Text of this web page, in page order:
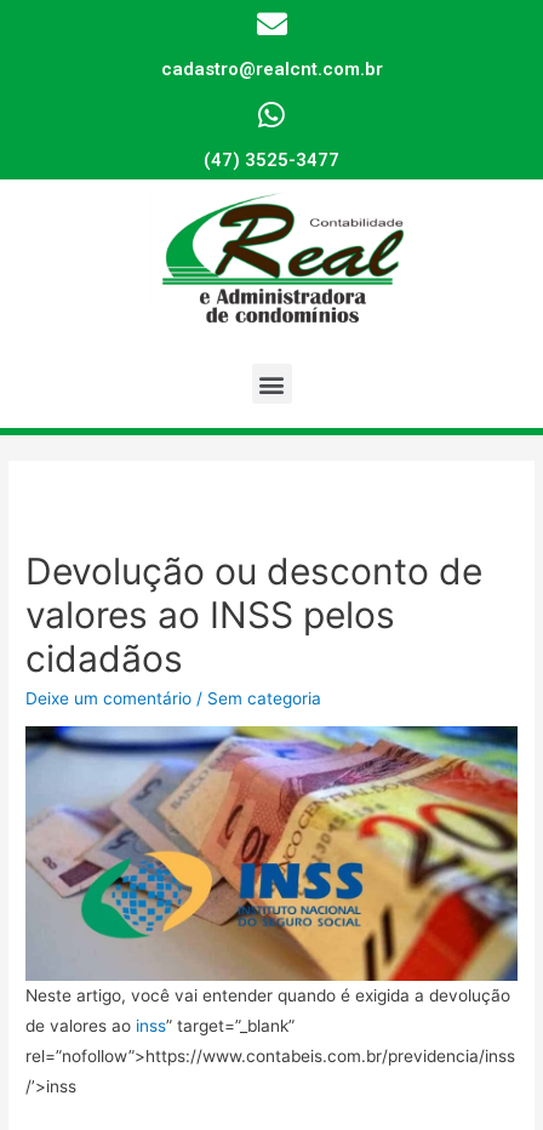
cadastro@realcnt.com.br
(47) 3525-3477
Devolução ou desconto de
valores ao INSS pelos
cidadãos
Deixe um comentário / Sem categoria
Neste artigo, você vai entender quando é exigida a devolução
de valores ao inss” target=”_blank”
rel=”nofollow”>https://www.contabeis.com.br/previdencia/inss
/’>inss